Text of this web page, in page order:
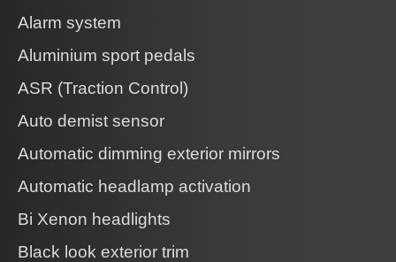
Alarm system
Aluminium sport pedals
ASR (Traction Control)
Auto demist sensor
Automatic dimming exterior mirrors
Automatic headlamp activation
Bi Xenon headlights
Black look exterior trim